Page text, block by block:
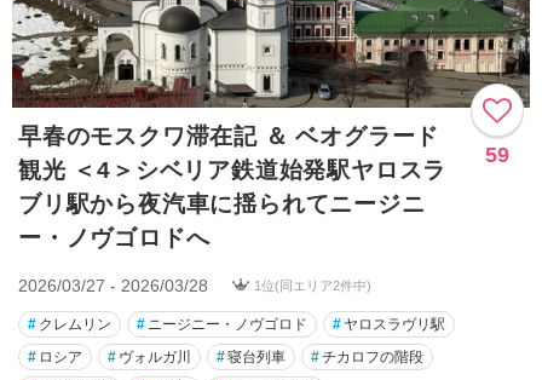
早春のモスクワ滞在記 ＆ ベオグラード
観光 ＜4＞シベリア鉄道始発駅ヤロスラ
ブリ駅から夜汽車に揺られてニージニ
ー・ノヴゴロドへ
59
2026/03/27 - 2026/03/28 1位(同エリア2件中)
# クレムリン # ニージニー・ノヴゴロド # ヤロスラヴリ駅
# ロシア # ヴォルガ川 #寝台列車 #チカロフの階段